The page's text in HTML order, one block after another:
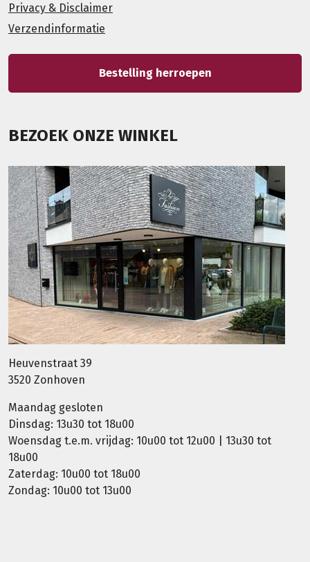
Privacy & Disclaimer
Verzendinformatie
Bestelling herroepen
BEZOEK ONZE WINKEL
Heuvenstraat 39
3520 Zonhoven
Maandag gesloten
Dinsdag: 13u30 tot 18u00
Woensdag t.e.m. vrijdag: 10u00 tot 12u00 | 13u30 tot
18u00
Zaterdag: 10u00 tot 18u00
Zondag: 10u00 tot 13u00